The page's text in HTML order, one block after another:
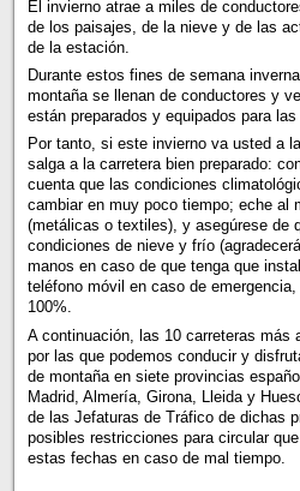
El invierno atrae a miles de
de los paisajes, de la nieve y de las
de la estación.
Durante estos fines de semana
montaña se llenan de conductores y
están preparados y equipados para
Por tanto, si este invierno va usted a
salga a la carretera bien preparado:
cuenta que las condiciones
cambiar en muy poco tiempo; eche al
(metálicas o textiles), y asegúrese de
condiciones de nieve y frío
manos en caso de que tenga que
teléfono móvil en caso de
100%.
A continuación, las 10 carreteras más
por las que podemos conducir y
de montaña en siete provincias
Madrid, Almería, Girona, Lleida y
de las Jefaturas de Tráfico de dichas
posibles restricciones para circular
estas fechas en caso de mal tiempo.